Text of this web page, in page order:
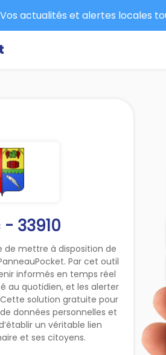
Vos actualités et alertes locales
33910
de mettre à disposition de
Par cet outil
informés en temps réel
au quotidien, et les alerter
solution gratuite pour
données personnelles et
un véritable lien
et ses citoyens.